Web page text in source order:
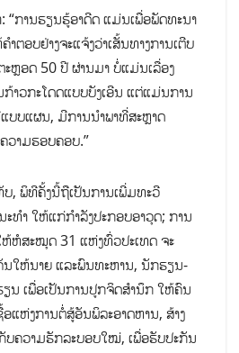
ານຮຽນຮູ້ອາດີດ ແມ່ນເພື່ອພັດທະນາ
ຕອບຢ່າງຈະແຈ້ງວ່າເສັ້ນທາງການເຕີບ
ຫຼອດ 50 ປີ ຜ່ານມາ ບໍ່ແມ່ນເລື່ອງ
າວກະໂດດແບບບັງເອີນ ແຕ່ແມ່ນການ
ບແຜນ, ມີການນຳພາທີ່ສະຫຼາດ
ວາມຮອບຄອບ.”
ພິທີຄັ້ງນີ້ຖືເປັນການເພີ່ມທະວີ
ທຳ ໃຫ້ແກ່ກຳລັງປະກອບອາວຸດ; ການ
ຫໍສະໝຸດ 31 ແຫ່ງທົ່ວປະເທດ ຈະ
ໃຫ້ນາຍ ແລະພົນທະຫານ, ນັກຮຽນ-
ນ ເພື່ອເປັນການປູກຈິດສຳນຶກ ໃຫ້ຄົນ
ແຫ່ງການຕໍ່ສູ້ອັນພິລະອາດຫານ, ສ້າງ
ຄວາມຮັກລະບອບໃໝ່, ເພື່ອຮັບປະກັນ